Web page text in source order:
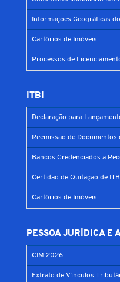
Informações Geográficas
Cartórios de Imóveis
Processos de
ITBI
Declaração para
Reemissão de Documentos
Bancos Credenciados a
Certidão de Quitação de ITBI
Cartórios de Imóveis
PESSOA JURÍDICA E
CIM 2026
Extrato de Vínculos